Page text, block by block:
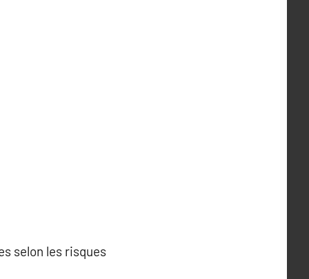
selon les risques